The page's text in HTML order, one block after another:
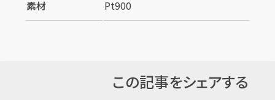
素材
Pt900
この記事をシェアする